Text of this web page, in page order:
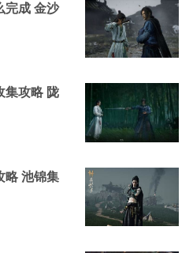
完成 金沙
集攻略 陇
略 池锦集